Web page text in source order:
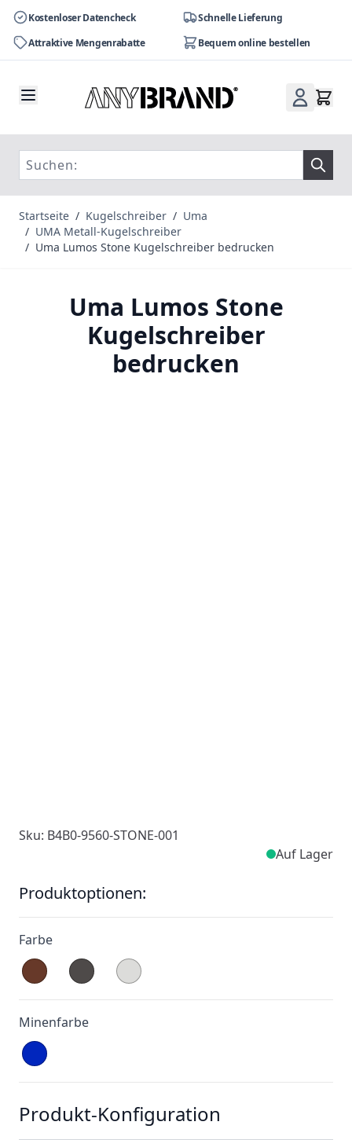
Kostenloser Datencheck
Schnelle Lieferung
Attraktive Mengenrabatte
Bequem online bestellen
Startseite / Kugelschreiber / Uma
/ UMA Metall-Kugelschreiber
/ Uma Lumos Stone Kugelschreiber bedrucken
Uma Lumos Stone
Kugelschreiber
bedrucken
Sku: B4B0-9560-STONE-001
Auf Lager
Produktoptionen:
Farbe
Minenfarbe
Produkt-Konfiguration